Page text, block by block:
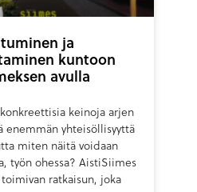
ja
kuntoon
avulla
keinoja arjen
enemmän yhteisöllisyyttä
miten näitä voidaan
työn ohessa? AistiSiimes
ratkaisun, joka